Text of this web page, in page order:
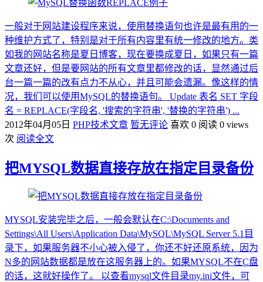
一般对于网站建设程序来说，使用替换语句也许是最有用的一
种维护方式了，特别是对于所有内容里有统一修改的地方。类
如我的网站名称是夏日博客，现在要换成夏日，如果只有一篇
文章还好，但是要网站的所有文章里都修改的话，显然通过后
台一篇一篇的改有点力不从心，并且可能会遗漏。像这样的情
况，我们可以使用MySQL的替换语句。 Update 表名 SET 字段
名 = REPLACE(字段名, '搜索的字符串', '替换的字符串') ...
2012年04月05日 PHP技术文章 暂无评论 喜欢 0 阅读 0 views
次 阅读全文
把MYSQL数据直接存放在指定目录备份
MYSQL安装完毕之后，一般会默认在C:\Documents and
Settings\All Users\Application Data\MySQL\MySQL Server 5.1目
录下，如果服务器不小心被入侵了，你还不好还原系统，因为
N多的网站数据都是放在这服务器上的。如果MYSQL不在C盘
的话，这就好操作了。 以查看mysql文件目录my.ini文件，可